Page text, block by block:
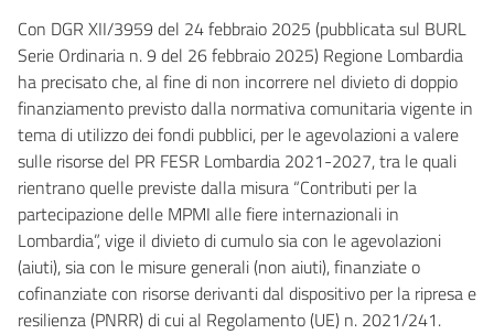
Con DGR XII/3959 del 24 febbraio 2025 (pubblicata sul BURL
Serie Ordinaria n. 9 del 26 febbraio 2025) Regione Lombardia
ha precisato che, al fine di non incorrere nel divieto di doppio
finanziamento previsto dalla normativa comunitaria vigente in
tema di utilizzo dei fondi pubblici, per le agevolazioni a valere
sulle risorse del PR FESR Lombardia 2021-2027, tra le quali
rientrano quelle previste dalla misura “Contributi per la
partecipazione delle MPMI alle fiere internazionali in
Lombardia”, vige il divieto di cumulo sia con le agevolazioni
(aiuti), sia con le misure generali (non aiuti), finanziate o
cofinanziate con risorse derivanti dal dispositivo per la ripresa e
resilienza (PNRR) di cui al Regolamento (UE) n. 2021/241.